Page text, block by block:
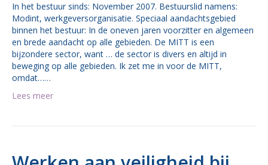
In het bestuur sinds: November 2007. Bestuurslid namens:
Modint, werkgeversorganisatie. Speciaal aandachtsgebied
binnen het bestuur: In de oneven jaren voorzitter en algemeen
en brede aandacht op alle gebieden. De MITT is een
bijzondere sector, want … de sector is divers en altijd in
beweging op alle gebieden. Ik zet me in voor de MITT,
omdat……
Lees meer